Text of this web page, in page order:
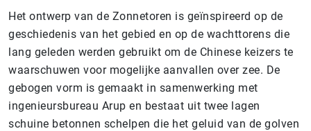
Het ontwerp van de Zonnetoren is geïnspireerd op de
geschiedenis van het gebied en op de wachttorens die
lang geleden werden gebruikt om de Chinese keizers te
waarschuwen voor mogelijke aanvallen over zee. De
gebogen vorm is gemaakt in samenwerking met
ingenieursbureau Arup en bestaat uit twee lagen
schuine betonnen schelpen die het geluid van de golven